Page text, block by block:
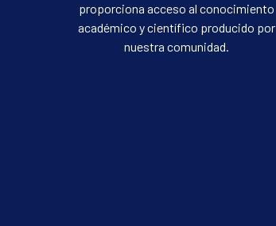
proporciona acceso al conocimiento
académico y científico producido por
nuestra comunidad.